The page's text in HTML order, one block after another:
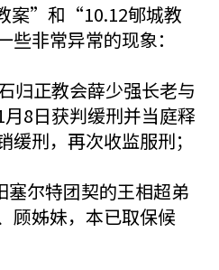
案”和“10.12郇城教
非常异常的现象：
归正教会薛少强长老与
8日获判缓刑并当庭释
刑，再次收监服刑；
塞尔特团契的王相超弟
顾姊妹，本已取保候